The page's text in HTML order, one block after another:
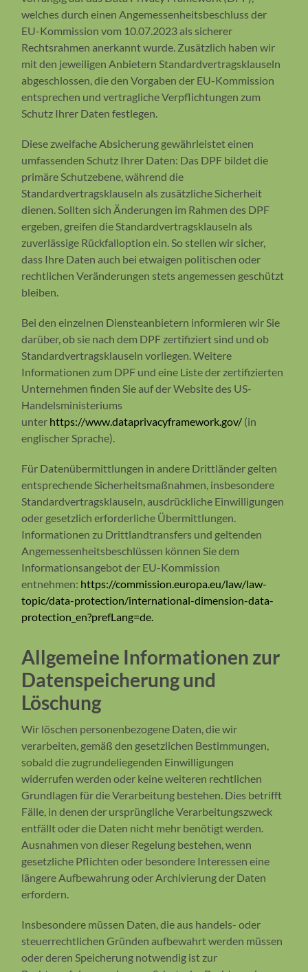
welches durch einen Angemessenheitsbeschluss der
EU-Kommission vom 10.07.2023 als sicherer
Rechtsrahmen anerkannt wurde. Zusätzlich haben wir
mit den jeweiligen Anbietern Standardvertragsklauseln
abgeschlossen, die den Vorgaben der EU-Kommission
entsprechen und vertragliche Verpflichtungen zum
Schutz Ihrer Daten festlegen.
Diese zweifache Absicherung gewährleistet einen
umfassenden Schutz Ihrer Daten: Das DPF bildet die
primäre Schutzebene, während die
Standardvertragsklauseln als zusätzliche Sicherheit
dienen. Sollten sich Änderungen im Rahmen des DPF
ergeben, greifen die Standardvertragsklauseln als
zuverlässige Rückfalloption ein. So stellen wir sicher,
dass Ihre Daten auch bei etwaigen politischen oder
rechtlichen Veränderungen stets angemessen geschützt
bleiben.
Bei den einzelnen Diensteanbietern informieren wir Sie
darüber, ob sie nach dem DPF zertifiziert sind und ob
Standardvertragsklauseln vorliegen. Weitere
Informationen zum DPF und eine Liste der zertifizierten
Unternehmen finden Sie auf der Website des US-
Handelsministeriums
unter https://www.dataprivacyframework.gov/ (in
englischer Sprache).
Für Datenübermittlungen in andere Drittländer gelten
entsprechende Sicherheitsmaßnahmen, insbesondere
Standardvertragsklauseln, ausdrückliche Einwilligungen
oder gesetzlich erforderliche Übermittlungen.
Informationen zu Drittlandtransfers und geltenden
Angemessenheitsbeschlüssen können Sie dem
Informationsangebot der EU-Kommission
entnehmen: https://commission.europa.eu/law/law-
topic/data-protection/international-dimension-data-
protection_en?prefLang=de.
Allgemeine Informationen zur
Datenspeicherung und
Löschung
Wir löschen personenbezogene Daten, die wir
verarbeiten, gemäß den gesetzlichen Bestimmungen,
sobald die zugrundeliegenden Einwilligungen
widerrufen werden oder keine weiteren rechtlichen
Grundlagen für die Verarbeitung bestehen. Dies betrifft
Fälle, in denen der ursprüngliche Verarbeitungszweck
entfällt oder die Daten nicht mehr benötigt werden.
Ausnahmen von dieser Regelung bestehen, wenn
gesetzliche Pflichten oder besondere Interessen eine
längere Aufbewahrung oder Archivierung der Daten
erfordern.
Insbesondere müssen Daten, die aus handels- oder
steuerrechtlichen Gründen aufbewahrt werden müssen
oder deren Speicherung notwendig ist zur